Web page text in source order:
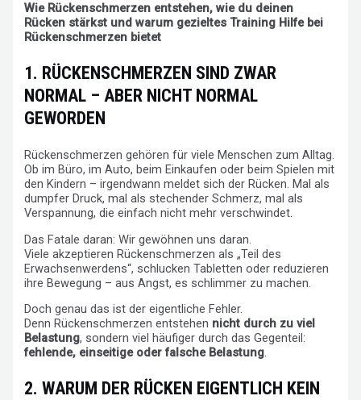
Wie Rückenschmerzen entstehen, wie du deinen
Rücken stärkst und warum gezieltes Training Hilfe bei
Rückenschmerzen bietet
1. RÜCKENSCHMERZEN SIND ZWAR
NORMAL – ABER NICHT NORMAL
GEWORDEN
Rückenschmerzen gehören für viele Menschen zum Alltag.
Ob im Büro, im Auto, beim Einkaufen oder beim Spielen mit
den Kindern – irgendwann meldet sich der Rücken. Mal als
dumpfer Druck, mal als stechender Schmerz, mal als
Verspannung, die einfach nicht mehr verschwindet.
Das Fatale daran: Wir gewöhnen uns daran.
Viele akzeptieren Rückenschmerzen als „Teil des
Erwachsenwerdens“, schlucken Tabletten oder reduzieren
ihre Bewegung – aus Angst, es schlimmer zu machen.
Doch genau das ist der eigentliche Fehler.
Denn Rückenschmerzen entstehen nicht durch zu viel
Belastung, sondern viel häufiger durch das Gegenteil:
fehlende, einseitige oder falsche Belastung.
2. WARUM DER RÜCKEN EIGENTLICH KEIN